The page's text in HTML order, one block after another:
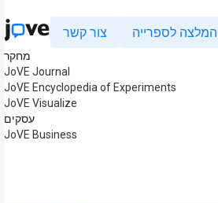
צור קשר המלצה לספרייה
מחקר
JoVE Journal
JoVE Encyclopedia of Experiments
JoVE Visualize
עסקים
JoVE Business